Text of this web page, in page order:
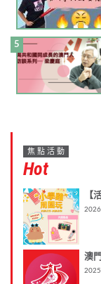
焦點活動
Hot
【
澳